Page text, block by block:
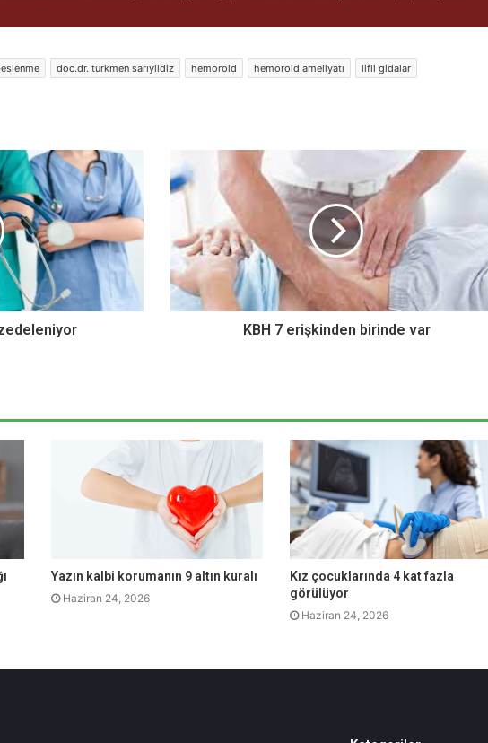
doc.dr. turkmen sarıyildiz hemoroid hemoroid ameliyatı lifli gidalar
KBH 7 erişkinden birinde var
Yazın kalbi korumanın 9 altın kuralı
Haziran 24, 2026
Kız çocuklarında 4 kat fazla
görülüyor
Haziran 24, 2026